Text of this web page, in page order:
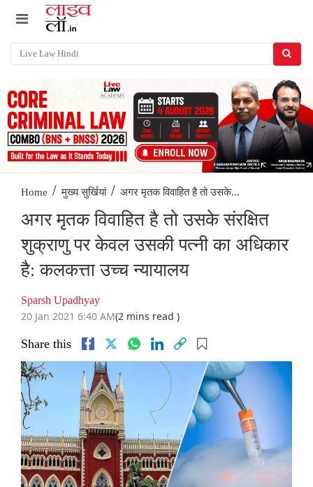
Home / मुख्य सुर्खियां / अगर मृतक विवाहित है तो उसके...
अगर मृतक विवाहित है तो उसके संरक्षित
शुक्राणु पर केवल उसकी पत्नी का अधिकार
है: कलकत्ता उच्च न्यायालय
Sparsh Upadhyay
20 Jan 2021 6:40 AM(2 mins read )
Share this